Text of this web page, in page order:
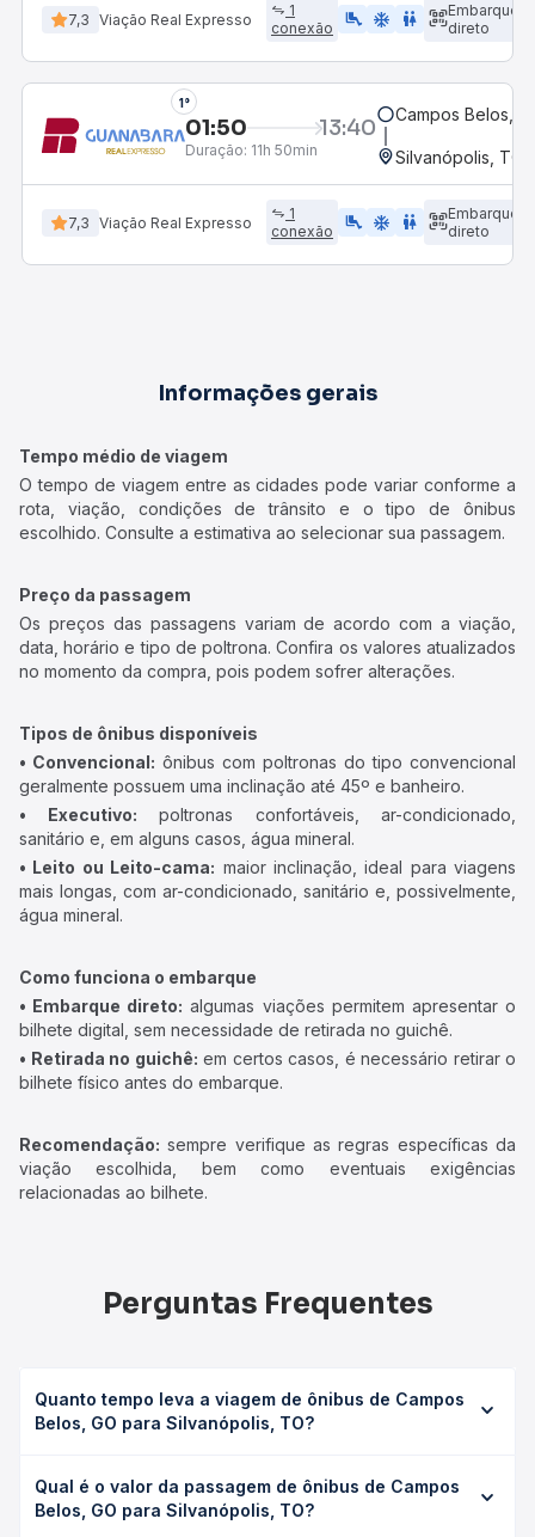
7,3 Viação Real Expresso
1
conexão
airline_seat_legroom_extra ac_unit wc
Embarque
direto
1°
01:50 13:40
Duração: 11h 50min
Campos Belos,
Silvanópolis, TO
7,3 Viação Real Expresso
1
conexão
airline_seat_legroom_extra ac_unit wc
Embarque
direto
Informações gerais
Tempo médio de viagem
O tempo de viagem entre as cidades pode variar conforme a
rota, viação, condições de trânsito e o tipo de ônibus
escolhido. Consulte a estimativa ao selecionar sua passagem.
Preço da passagem
Os preços das passagens variam de acordo com a viação,
data, horário e tipo de poltrona. Confira os valores atualizados
no momento da compra, pois podem sofrer alterações.
Tipos de ônibus disponíveis
• Convencional: ônibus com poltronas do tipo convencional
geralmente possuem uma inclinação até 45º e banheiro.
• Executivo: poltronas confortáveis, ar-condicionado,
sanitário e, em alguns casos, água mineral.
• Leito ou Leito-cama: maior inclinação, ideal para viagens
mais longas, com ar-condicionado, sanitário e, possivelmente,
água mineral.
Como funciona o embarque
• Embarque direto: algumas viações permitem apresentar o
bilhete digital, sem necessidade de retirada no guichê.
• Retirada no guichê: em certos casos, é necessário retirar o
bilhete físico antes do embarque.
Recomendação: sempre verifique as regras específicas da
viação escolhida, bem como eventuais exigências
relacionadas ao bilhete.
Perguntas Frequentes
Quanto tempo leva a viagem de ônibus de Campos
Belos, GO para Silvanópolis, TO?
Silvanópolis, TO leva em média 0 horas, podendo variar
conforme a viação, o tipo de serviço (convencional,
Qual é o valor da passagem de ônibus de Campos
Belos, GO para Silvanópolis, TO?